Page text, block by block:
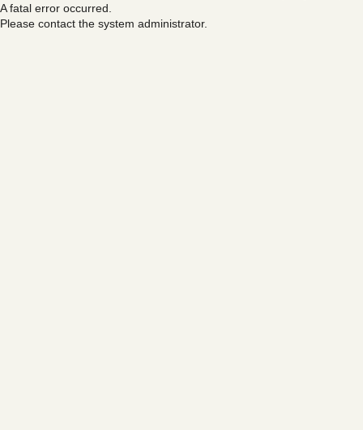
A fatal error occurred.
Please contact the system administrator.